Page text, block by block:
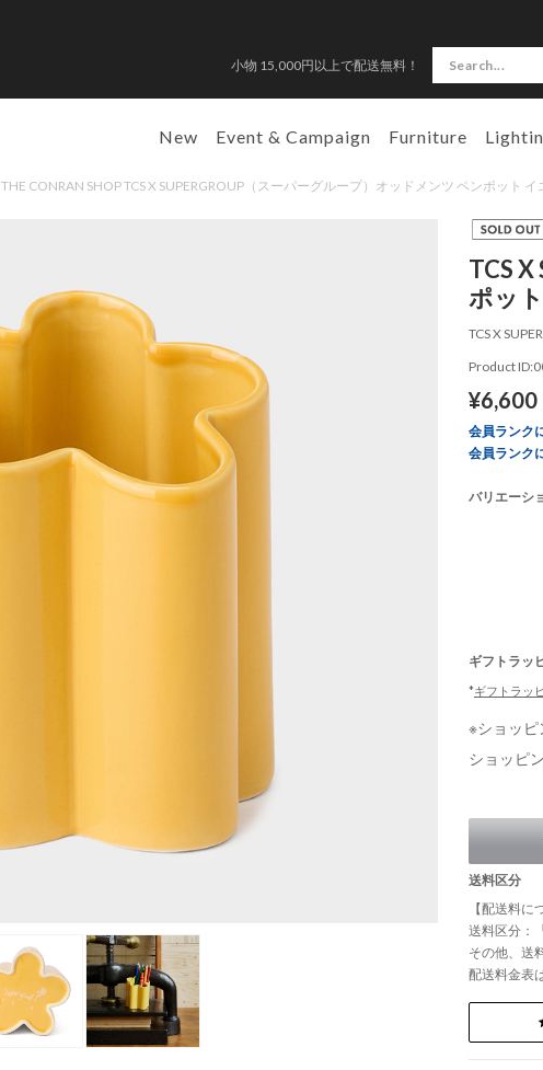
小物 15,000円以上で配送無料！
New Event & Campaign Furniture
THE CONRAN SHOP TCS X SUPERGROUP（スーパーグループ）オッドメンツ ペンポット イ
TCS
ポッ
TCS X
Product
¥6,600
会員ランク
会員ランク
バリエーシ
ギフトラッ
*ギフトラッ
※ショッピ
ショッピ
送料区分
【配送料に
送料区分：
その他、送
配送料金表